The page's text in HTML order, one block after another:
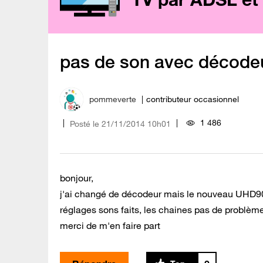
pas de son avec
pommeverte contributeur occasionnel
Posté le ‎21/11/2014 10h01 1 486
bonjour,
j'ai changé de décodeur mais le nouveau
réglages sons faits, les chaines pas de
merci de m'en faire part